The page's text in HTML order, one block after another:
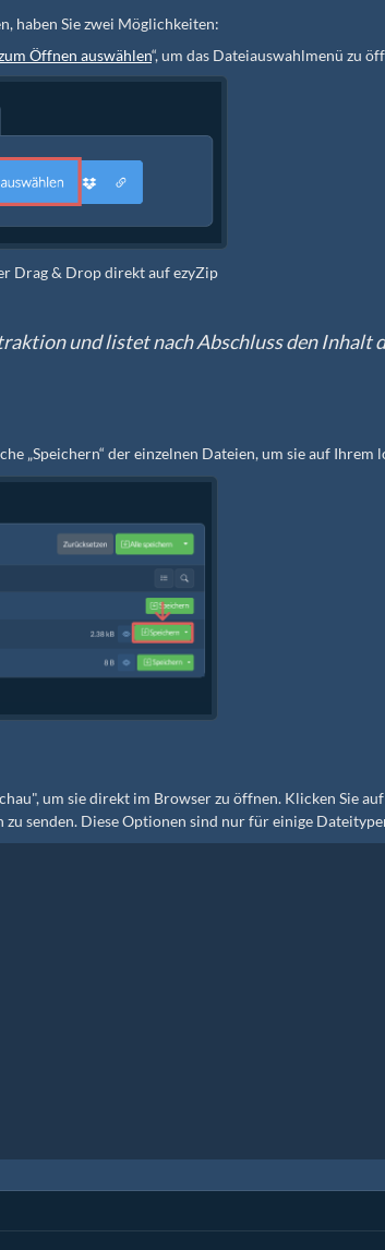
haben Sie zwei Möglichkeiten:
Öffnen auswählen“, um das Dateiauswahlmenü zu
Drag & Drop direkt auf ezyZip
und listet nach Abschluss den Inhalt
„Speichern“ der einzelnen Dateien, um sie auf Ihrem
um sie direkt im Browser zu öffnen. Klicken Sie
zu senden. Diese Optionen sind nur für einige